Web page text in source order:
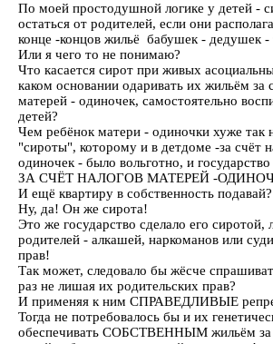
По моей простодушной логике у детей -
остаться от родителей, если они
конце -концов жильё бабушек - дедушек -
Или я чего то не понимаю?
Что касается сирот при живых
каком основании одаривать их жильём за
матерей - одиночек, самостоятельно
детей?
Чем ребёнок матери - одиночки хуже так
"сироты", которому и в детдоме -за счёт
одиночек - было вольготно, и
ЗА СЧЁТ НАЛОГОВ МАТЕРЕЙ -
И ещё квартиру в собственность подавай?
Ну, да! Он же сирота!
Это же государство сделало его сиротой,
родителей - алкашей, наркоманов или
прав!
Так может, следовало бы жёсче
раз не лишая их родительских прав?
И применяя к ним СПРАВЕДЛИВЫЕ
Тогда не потребовалось бы и их
обеспечивать СОБСТВЕННЫМ жильём за